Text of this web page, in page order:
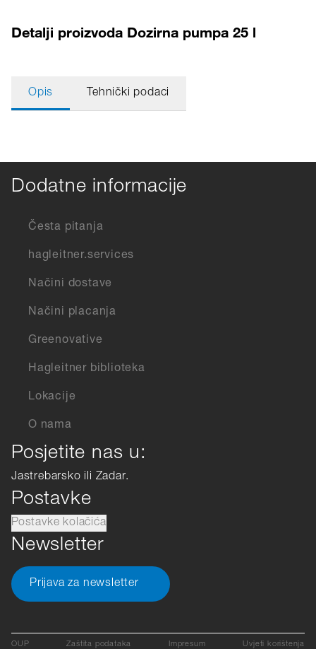
Detalji proizvoda Dozirna pumpa 25 l
Opis Tehnički podaci
Dodatne informacije
Česta pitanja
hagleitner.services
Načini dostave
Načini placanja
Greenovative
Hagleitner biblioteka
Lokacije
O nama
Posjetite nas u:
Jastrebarsko ili Zadar.
Postavke
Postavke kolačića
Newsletter
Prijava za newsletter
OUP Zaštita podataka Impresum Uvjeti korištenja